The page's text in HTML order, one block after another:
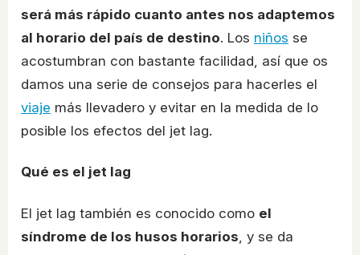
será más rápido cuanto antes nos adaptemos
al horario del país de destino. Los niños se
acostumbran con bastante facilidad, así que os
damos una serie de consejos para hacerles el
viaje más llevadero y evitar en la medida de lo
posible los efectos del jet lag.
Qué es el jet lag
El jet lag también es conocido como el
síndrome de los husos horarios , y se da